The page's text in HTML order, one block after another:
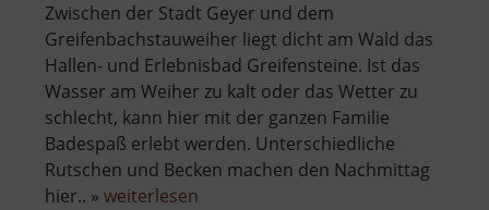
Zwischen der Stadt Geyer und dem
Greifenbachstauweiher liegt dicht am Wald das
Hallen- und Erlebnisbad Greifensteine. Ist das
Wasser am Weiher zu kalt oder das Wetter zu
schlecht, kann hier mit der ganzen Familie
Badespaß erlebt werden. Unterschiedliche
Rutschen und Becken machen den Nachmittag
hier.. » weiterlesen